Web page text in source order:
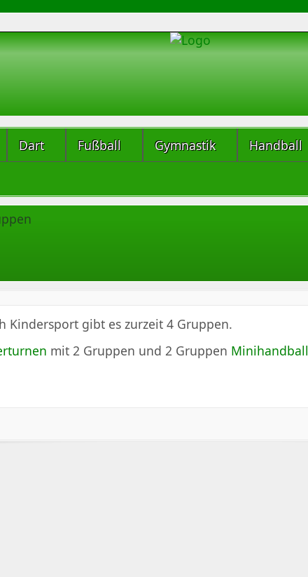
Dart Fußball Gymnastik Handball
Kindersport gibt es zurzeit 4 Gruppen.
mit 2 Gruppen und 2 Gruppen Minihandball